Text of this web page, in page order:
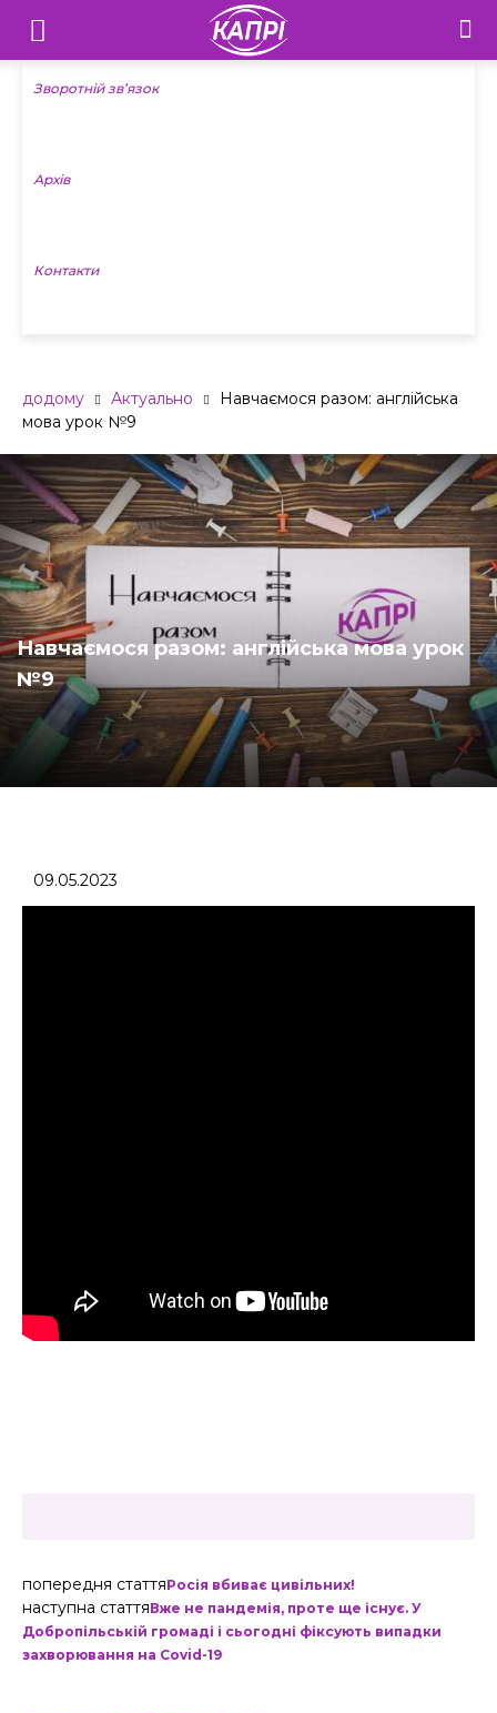
Телебачення
«Капрі»
Новини
Зворотній зв’язок
Архів
Контакти
додому Актуально
Навчаємося разом: англійська
мова урок №9
Навчаємося разом: англійська мова урок
№9
09.05.2023
попередня статтяРосія вбиває цивільних!
наступна статтяВже не пандемія, проте ще існує. У
Добропільській громаді і сьогодні фіксують випадки
захворювання на Covid-19